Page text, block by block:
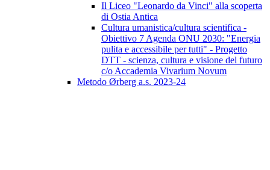
Il Liceo "Leonardo da Vinci" alla scoperta
di Ostia Antica
Cultura umanistica/cultura scientifica -
Obiettivo 7 Agenda ONU 2030: "Energia
pulita e accessibile per tutti" - Progetto
DTT - scienza, cultura e visione del futuro
c/o Accademia Vivarium Novum
Metodo Ørberg a.s. 2023-24